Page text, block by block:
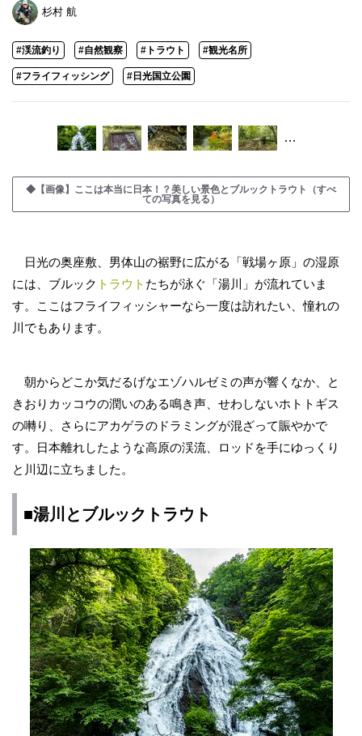
杉村 航
#渓流釣り #自然観察 #トラウト #観光名所
#フライフィッシング #日光国立公園
…
◆【画像】ここは本当に日本！？美しい景色とブルックトラウト（すべ
ての写真を見る）
日光の奥座敷、男体山の裾野に広がる「戦場ヶ原」の湿原
には、ブルック トラウト たちが泳ぐ「湯川」が流れていま
す。ここはフライフィッシャーなら一度は訪れたい、憧れの
川でもあります。
朝からどこか気だるげなエゾハルゼミの声が響くなか、と
きおりカッコウの潤いのある鳴き声、せわしないホトトギス
の囀り、さらにアカゲラのドラミングが混ざって賑やかで
す。日本離れしたような高原の渓流、ロッドを手にゆっくり
と川辺に立ちました。
■湯川とブルックトラウト